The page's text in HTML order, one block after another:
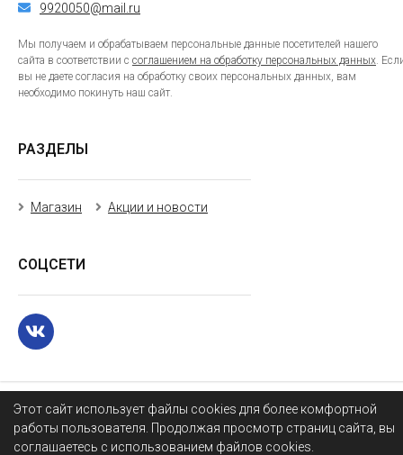
Этот сайт использует файлы cookies для более комфортной
работы пользователя. Продолжая просмотр страниц сайта, вы
соглашаетесь с использованием файлов cookies.
9920050@mail.ru
Мы получаем и обрабатываем персональные данные посетителей нашего
сайта в соответствии с соглашением на обработку персональных данных.
вы не даете согласия на обработку своих персональных данных, вам
необходимо покинуть наш сайт.
РАЗДЕЛЫ
Магазин Акции и новости
СОЦСЕТИ